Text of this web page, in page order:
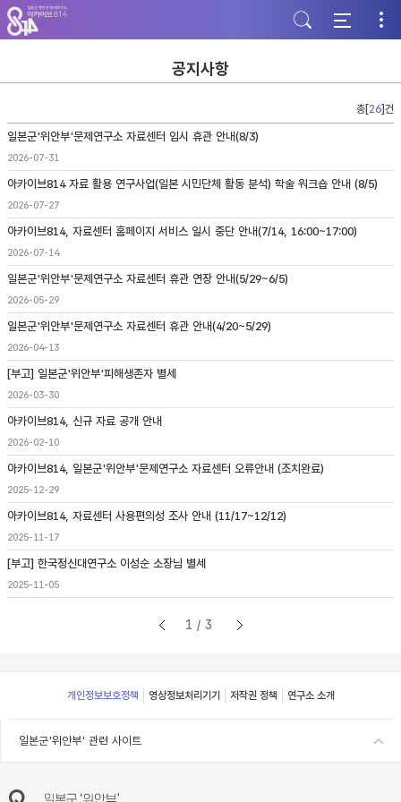
주
메
뉴
가
본
문
바
기
하
단
바
기
공지사항
총[26]건
일본군'위안부'문제연구소 자료센터 임시 휴관 안내(8/3)
2026-07-31
아카이브814 자료 활용 연구사업(일본 시민단체 활동 분석) 학술 워크숍 안내 (8/5)
2026-07-27
아카이브814, 자료센터 홈페이지 서비스 일시 중단 안내(7/14, 16:00~17:00)
2026-07-14
일본군'위안부'문제연구소 자료센터 휴관 연장 안내(5/29~6/5)
2026-05-29
일본군'위안부'문제연구소 자료센터 휴관 안내(4/20~5/29)
2026-04-13
[부고] 일본군'위안부'피해생존자 별세
2026-03-30
아카이브814, 신규 자료 공개 안내
2026-02-10
아카이브814, 일본군'위안부'문제연구소 자료센터 오류안내 (조치완료)
2025-12-29
아카이브814, 자료센터 사용편의성 조사 안내 (11/17~12/12)
2025-11-17
[부고] 한국정신대연구소 이성순 소장님 별세
2025-11-05
1/3
Footer
개인정보보호정책 영상정보처리기기 저작권 정책 연구소 소개
일본군'위안부' 관련 사이트